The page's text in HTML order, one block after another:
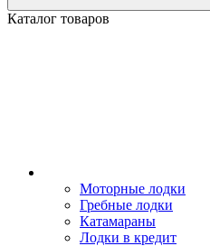
Каталог товаров
Моторные лодки
Гребные лодки
Катамараны
Лодки в кредит